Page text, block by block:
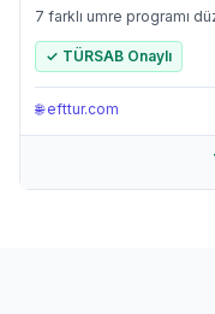
7 farklı umre programı
✓ TÜRSAB Onaylı
🌐efttur.com